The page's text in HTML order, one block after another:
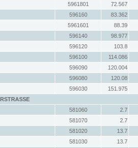
5961801
72.567
596160
83.362
5961601
88.39
596140
98.977
596120
103.8
596100
114.086
596090
120.004
596080
120.08
596030
151.975
581060
2.7
581070
2.7
581020
13.7
581030
13.7